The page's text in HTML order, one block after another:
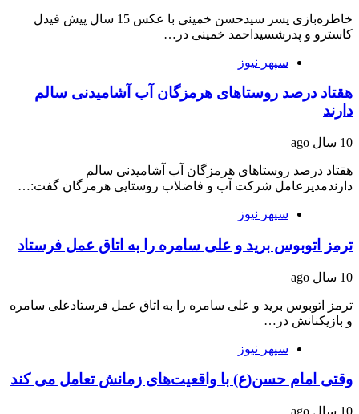
خاطره‌بازی پسر سیدحسن خمینی با عکس 15 سال پیش فیدل
کاسترو و پدرشسیداحمد خمینی در…
سپهر نیوز
هقتاد درصد روستاهای هرمزگان آب آشامیدنی سالم
دارند
10 سال ago
هقتاد درصد روستاهای هرمزگان آب آشامیدنی سالم
دارندمدیرعامل شرکت آب و فاضلاب روستایی هرمزگان گفت:…
سپهر نیوز
ترمز اتوبوس برید و علی سامره را به اتاق عمل فرستاد
10 سال ago
ترمز اتوبوس برید و علی سامره را به اتاق عمل فرستادعلی سامره
و بازیکنانش در…
سپهر نیوز
وقتی امام حسن(ع) با واقعیت‌های زمانش تعامل می کند
10 سال ago